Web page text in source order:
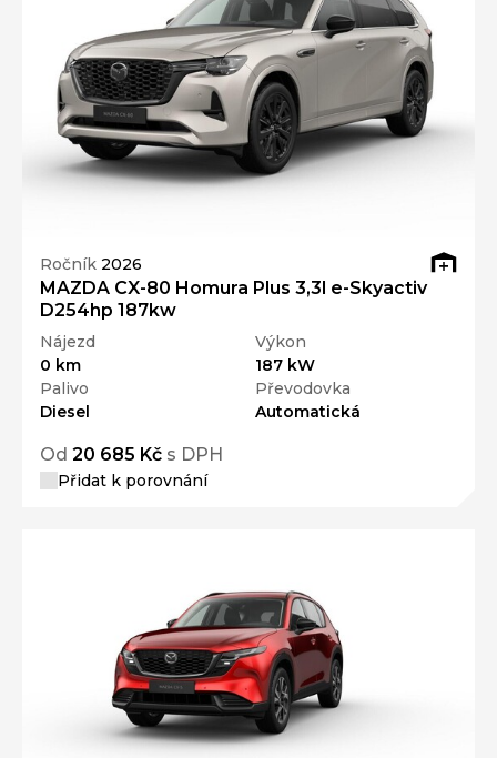
Ročník 2026
MAZDA CX-80 Homura Plus 3,3l e-Skyactiv
D254hp 187kw
Nájezd
0 km
Výkon
187 kW
Palivo
Diesel
Převodovka
Automatická
Od 20 685 Kč s DPH
Přidat k porovnání